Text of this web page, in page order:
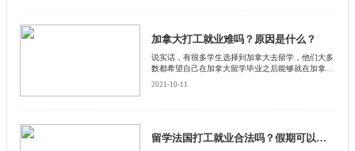
加拿大打工就业难吗？原因是什么？
说实话，有很多学生选择到加拿大去留学，他们大多
数都希望自己在加拿大留学毕业之后能够就在加拿大
2021-10-11
留学法国打工就业合法吗？假期可以留在法国打工吗？